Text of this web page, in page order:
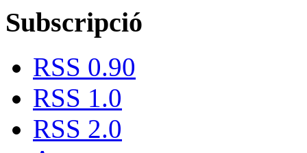
Subscripció
RSS 0.90
RSS 1.0
RSS 2.0